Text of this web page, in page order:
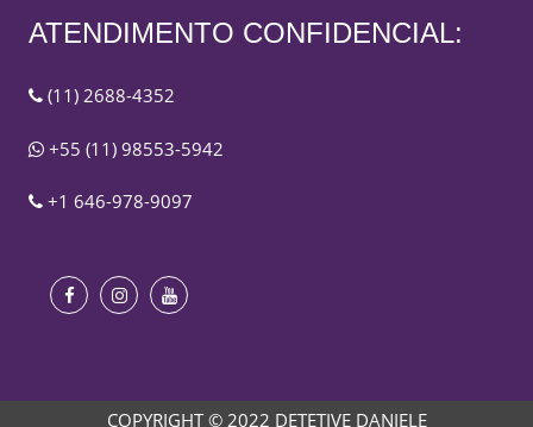
ATENDIMENTO CONFIDENCIAL:
(11) 2688-4352
+55 (11) 98553-5942
+1 646-978-9097
COPYRIGHT © 2022 DETETIVE DANIELE